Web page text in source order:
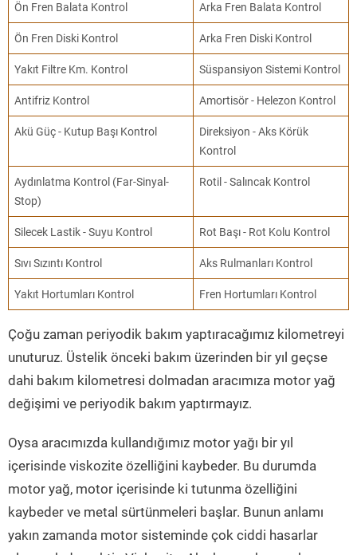
Ön Fren Balata Kontrol Arka Fren Balata Kontrol
Ön Fren Diski Kontrol Arka Fren Diski Kontrol
Yakıt Filtre Km. Kontrol Süspansiyon Sistemi Kontrol
Antifriz Kontrol Amortisör - Helezon Kontrol
Akü Güç - Kutup Başı Kontrol
Direksiyon - Aks Körük
Kontrol
Aydınlatma Kontrol (Far-Sinyal-
Stop)
Rotil - Salıncak Kontrol
Silecek Lastik - Suyu Kontrol Rot Başı - Rot Kolu Kontrol
Sıvı Sızıntı Kontrol Aks Rulmanları Kontrol
Yakıt Hortumları Kontrol Fren Hortumları Kontrol
Çoğu zaman periyodik bakım yaptıracağımız kilometreyi
unuturuz. Üstelik önceki bakım üzerinden bir yıl geçse
dahi bakım kilometresi dolmadan aracımıza motor yağ
değişimi ve periyodik bakım yaptırmayız.
Oysa aracımızda kullandığımız motor yağı bir yıl
içerisinde viskozite özelliğini kaybeder. Bu durumda
motor yağ, motor içerisinde ki tutunma özelliğini
kaybeder ve metal sürtünmeleri başlar. Bunun anlamı
yakın zamanda motor sisteminde çok ciddi hasarlar